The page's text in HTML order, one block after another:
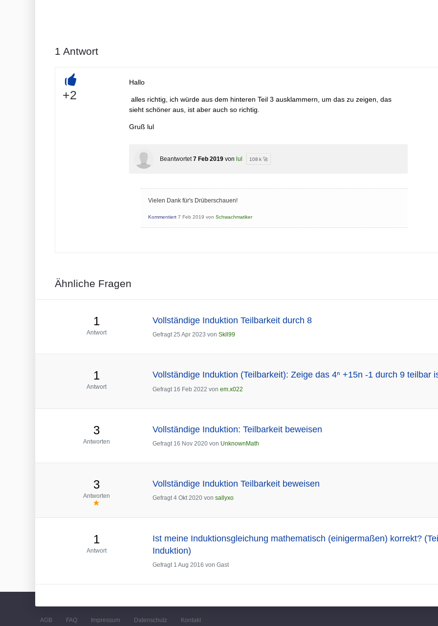
1 Antwort
+
+2
Hallo
alles richtig, ich würde aus dem hinteren Teil 3 ausklammern, um das zu zeigen, das
sieht schöner aus, ist aber auch so richtig.
Gruß lul
Beantwortet 7 Feb 2019 von lul 108 k 🚀
Vielen Dank für's Drüberschauen!
Kommentiert 7 Feb 2019 von Schwachmatiker
Ähnliche Fragen
1
Antwort
Vollständige Induktion Teilbarkeit durch 8
Gefragt 25 Apr 2023 von Skll99
1
Antwort
Vollständige Induktion (Teilbarkeit): Zeige das 4ⁿ +15n -1 durch 9 teilbar
Gefragt 16 Feb 2022 von em.x022
3
Antworten
Vollständige Induktion: Teilbarkeit beweisen
Gefragt 16 Nov 2020 von UnknownMath
3
Antworten
Vollständige Induktion Teilbarkeit beweisen
Gefragt 4 Okt 2020 von sallyxo
1
Antwort
Ist meine Induktionsgleichung mathematisch (einigermaßen) korrekt?
Induktion)
Gefragt 1 Aug 2016 von Gast
AGB FAQ Impressum Datenschutz Kontakt